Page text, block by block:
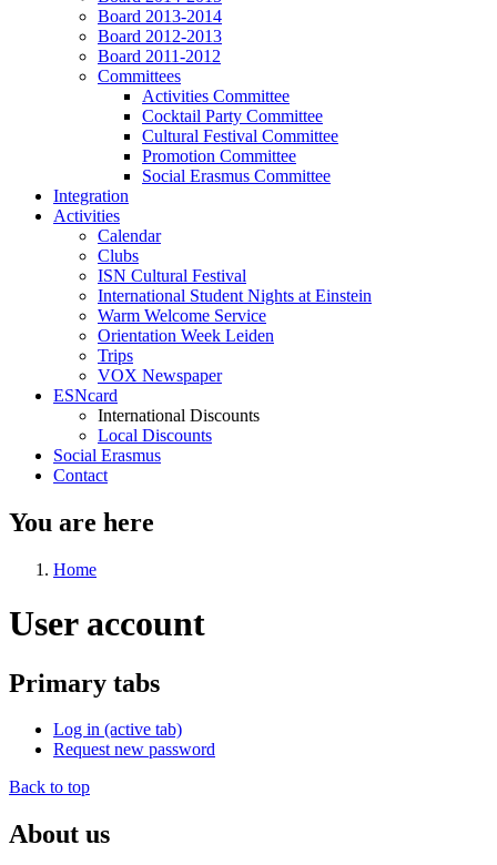
Board 2013-2014
Board 2012-2013
Board 2011-2012
Committees
Activities Committee
Cocktail Party Committee
Cultural Festival Committee
Promotion Committee
Social Erasmus Committee
Integration
Activities
Calendar
Clubs
ISN Cultural Festival
International Student Nights at Einstein
Warm Welcome Service
Orientation Week Leiden
Trips
VOX Newspaper
ESNcard
International Discounts
Local Discounts
Social Erasmus
Contact
You are here
Home
User account
Primary tabs
Log in (active tab)
Request new password
Back to top
About us